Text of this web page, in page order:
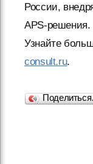
России,
APS-решения.
Узнайте
consult.ru.